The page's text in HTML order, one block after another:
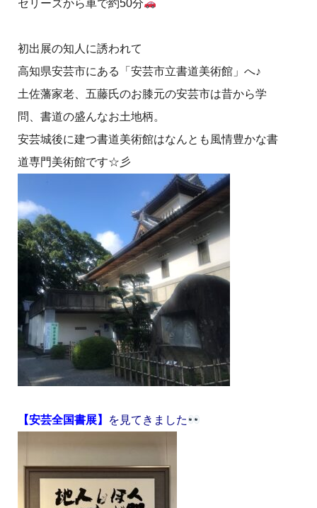
セリーズから車で約50分
初出展の知人に誘われて
高知県安芸市にある「安芸市立書道美術館」へ♪
土佐藩家老、五藤氏のお膝元の安芸市は昔から学
問、書道の盛んなお土地柄。
安芸城後に建つ書道美術館はなんとも風情豊かな書
道専門美術館です☆彡
【安芸全国書展】 を見てきました